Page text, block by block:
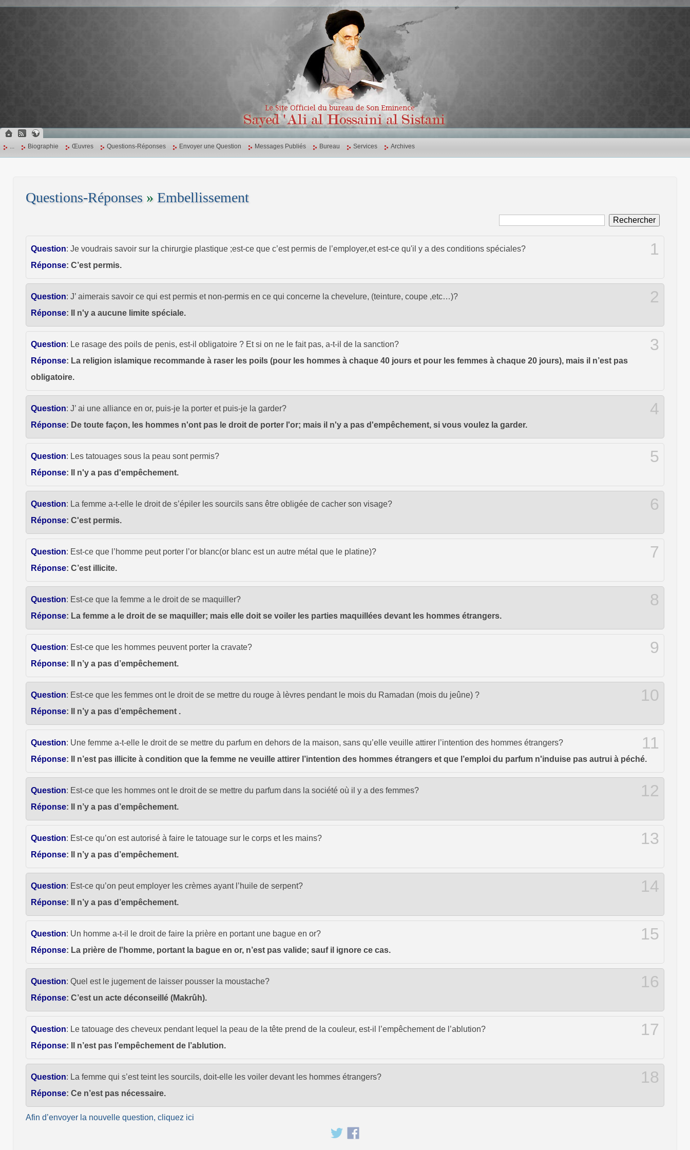
... Biographie Œuvres Questions-Réponses Envoyer une Question Messages Publiés Bureau Services Archives
Questions-Réponses » Embellissement
Rechercher
1
Question: Je voudrais savoir sur la chirurgie plastique ;est-ce que c’est permis de l’employer,et est-ce qu'il y a des conditions spéciales?
Réponse: C’est permis.
2
Question: J’ aimerais savoir ce qui est permis et non-permis en ce qui concerne la chevelure, (teinture, coupe ,etc…)?
Réponse: Il n'y a aucune limite spéciale.
3
Question: Le rasage des poils de penis, est-il obligatoire ? Et si on ne le fait pas, a-t-il de la sanction?
Réponse: La religion islamique recommande à raser les poils (pour les hommes à chaque 40 jours et pour les femmes à chaque 20 jours), mais il n’est pas
obligatoire.
4
Question: J’ ai une alliance en or, puis-je la porter et puis-je la garder?
Réponse: De toute façon, les hommes n'ont pas le droit de porter l'or; mais il n'y a pas d'empêchement, si vous voulez la garder.
5
Question: Les tatouages sous la peau sont permis?
Réponse: Il n'y a pas d'empêchement.
6
Question: La femme a-t-elle le droit de s’épiler les sourcils sans être obligée de cacher son visage?
Réponse: C'est permis.
7
Question: Est-ce que l’homme peut porter l’or blanc(or blanc est un autre métal que le platine)?
Réponse: C’est illicite.
8
Question: Est-ce que la femme a le droit de se maquiller?
Réponse: La femme a le droit de se maquiller; mais elle doit se voiler les parties maquillées devant les hommes étrangers.
9
Question: Est-ce que les hommes peuvent porter la cravate?
Réponse: Il n’y a pas d’empêchement.
10
Question: Est-ce que les femmes ont le droit de se mettre du rouge à lèvres pendant le mois du Ramadan (mois du jeûne) ?
Réponse: Il n’y a pas d’empêchement .
11
Question: Une femme a-t-elle le droit de se mettre du parfum en dehors de la maison, sans qu’elle veuille attirer l’intention des hommes étrangers?
Réponse: Il n’est pas illicite à condition que la femme ne veuille attirer l’intention des hommes étrangers et que l’emploi du parfum n'induise pas autrui à péché.
12
Question: Est-ce que les hommes ont le droit de se mettre du parfum dans la société où il y a des femmes?
Réponse: Il n’y a pas d’empêchement.
13
Question: Est-ce qu’on est autorisé à faire le tatouage sur le corps et les mains?
Réponse: Il n’y a pas d’empêchement.
14
Question: Est-ce qu’on peut employer les crèmes ayant l’huile de serpent?
Réponse: Il n’y a pas d’empêchement.
15
Question: Un homme a-t-il le droit de faire la prière en portant une bague en or?
Réponse: La prière de l'homme, portant la bague en or, n’est pas valide; sauf il ignore ce cas.
16
Question: Quel est le jugement de laisser pousser la moustache?
Réponse: C’est un acte déconseillé (Makrûh).
17
Question: Le tatouage des cheveux pendant lequel la peau de la tête prend de la couleur, est-il l’empêchement de l’ablution?
Réponse: Il n’est pas l’empêchement de l’ablution.
18
Question: La femme qui s’est teint les sourcils, doit-elle les voiler devant les hommes étrangers?
Réponse: Ce n’est pas nécessaire.
Afin d’envoyer la nouvelle question, cliquez ici